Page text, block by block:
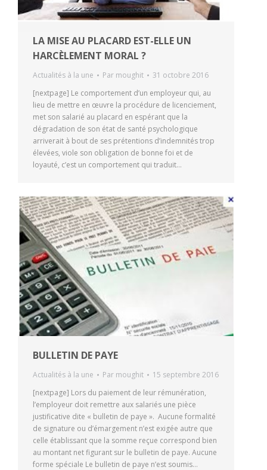
LA MISE AU PLACARD EST-ELLE UN
HARCÈLEMENT MORAL ?
Actualités à la une Par moughit
31 octobre 2016
[nextpage] Le comportement d’un employeur qui, au
lieu de mettre en œuvre la procédure de licenciement,
met son salarié au placard en espérant que la
dégradation de son état de santé psychologique
arriverait à bout de ses prétentions d’indemnités trop
élevées, viole son obligation de bonne foi et de
loyauté, c’est un comportement qui traduit…
BULLETIN DE PAYE
Actualités à la une Par moughit
15 septembre 2016
[nextpage] Lors du paiement de leur rémunération,
l’employeur doit remettre aux salariés une pièce
justificative dite « bulletin de paye ». Aucune formalité
de signature ou d’émargement n’est exigée autre que
celle établissant que la somme reçue correspond bien
au montant net figurant sur le bulletin de paye. Aucune
forme spéciale Le bulletin de paye n’est soumis…